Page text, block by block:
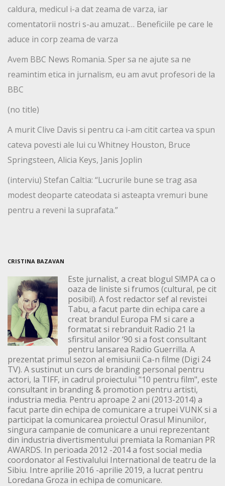
caldura, medicul i-a dat zeama de varza, iar
comentatorii nostri s-au amuzat… Beneficiile pe care le
aduce in corp zeama de varza
Avem BBC News Romania. Sper sa ne ajute sa ne
reamintim etica in jurnalism, eu am avut profesori de la
BBC
(no title)
A murit Clive Davis si pentru ca i-am citit cartea va spun
cateva povesti ale lui cu Whitney Houston, Bruce
Springsteen, Alicia Keys, Janis Joplin
(interviu) Stefan Caltia: “Lucrurile bune se trag asa
modest deoparte cateodata si asteapta vremuri bune
pentru a reveni la suprafata.”
CRISTINA BAZAVAN
Este jurnalist, a creat blogul S!MPA ca o
oaza de liniste si frumos (cultural, pe cit
posibil). A fost redactor sef al revistei
Tabu, a facut parte din echipa care a
creat brandul Europa FM si care a
formatat si rebranduit Radio 21 la
sfirsitul anilor ‘90 si a fost consultant
pentru lansarea Radio Guerrilla. A
prezentat primul sezon al emisiunii Ca-n filme (Digi 24
TV). A sustinut un curs de branding personal pentru
actori, la TIFF, in cadrul proiectului "10 pentru film", este
consultant in branding & promotion pentru artisti,
industria media. Pentru aproape 2 ani (2013-2014) a
facut parte din echipa de comunicare a trupei VUNK si a
participat la comunicarea proiectul Orasul Minunilor,
singura campanie de comunicare a unui reprezentant
din industria divertismentului premiata la Romanian PR
AWARDS. In perioada 2012 -2014 a fost social media
coordonator al Festivalului International de teatru de la
Sibiu. Intre aprilie 2016 -aprilie 2019, a lucrat pentru
Loredana Groza in echipa de comunicare.